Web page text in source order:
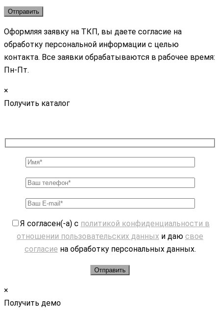
Оформляя заявку на ТКП, вы даете согласие на
обработку персональной информации с целью
контакта. Все заявки обрабатываются в рабочее время:
Пн-Пт.
×
Получить каталог
Я согласен(-а) с политикой конфиденциальности в
отношении пользовательских данных и даю свое
согласие на обработку персональных данных.
×
Получить демо